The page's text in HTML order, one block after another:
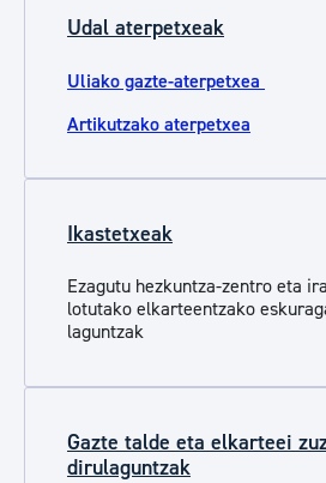
Udal aterpetxeak
Uliako gazte-aterpetxea
Artikutzako aterpetxea
Ikastetxeak
Ezagutu hezkuntza-zentro eta
lotutako elkarteentzako
laguntzak
Gazte talde eta elkarteei
dirulaguntzak